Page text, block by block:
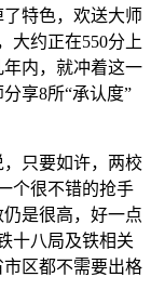
特色，欢送大师
大约正在550分上
内，就冲着这一
享8所“承认度”
只要如许，两校
个很不错的抢手
是很高，好一点
十八局及铁相关
区都不需要出格